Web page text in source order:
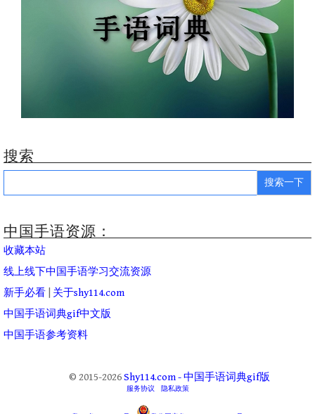
搜索
Search
中国手语资源：
收藏本站
线上线下中国手语学习交流资源
新手必看
关于shy114.com
中国手语词典gif中文版
中国手语参考资料
© 2015-2026Shy114.com - 中国手语词典gif版
服务协议 隐私政策